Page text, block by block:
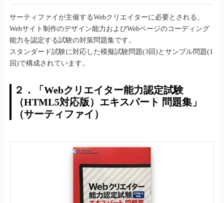
サーティファイが主催するWebクリエイターに必要とされる、
Webサイト制作のデザイン能力およびWebページのコーディング
能力を認定する試験の対策問題集です。
スタンダード試験に対応した模擬試験問題(3回)とサンプル問題(1
回)で構成されています。
２．「Webクリエイター能力認定試験
（HTML5対応版）エキスパート 問題集」
（サーティファイ）